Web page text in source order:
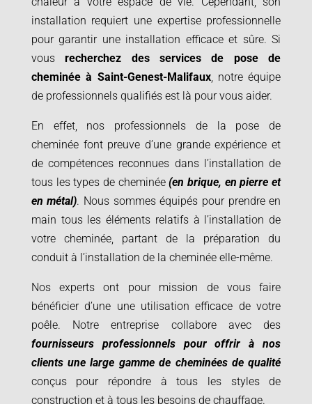
installation requiert une expertise professionnelle
pour garantir une installation efficace et sûre. Si
vousrecherchez des services de
pose de
cheminée à Saint-Genest-Malifaux, notre équipe
de professionnels qualifiés est là pour vous aider.
En effet, nos professionnels de la pose de
cheminée font preuve d’une grande expérience et
de compétences reconnues dans l’installation de
tous les types de cheminée(en brique, en pierre et
en métal). Nous sommes équipés pour prendre en
main tous les éléments relatifs à l’installation de
votre cheminée, partant de la préparation du
conduit à l’installation de la cheminée elle-même.
Nos experts ont pour mission de vous faire
bénéficier d’une une utilisation efficace de votre
poêle. Notre entreprise collabore avec des
fournisseurs professionnels pour offrir à nos
clients une large gamme de cheminées de qualité
conçus pour répondre à tous les styles de
construction et à tous les besoins de chauffage.